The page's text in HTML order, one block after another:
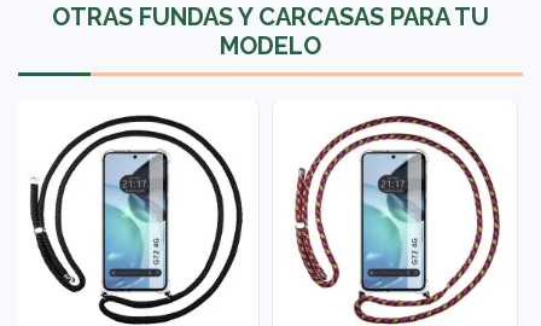
OTRAS FUNDAS Y CARCASAS PARA TU
MODELO